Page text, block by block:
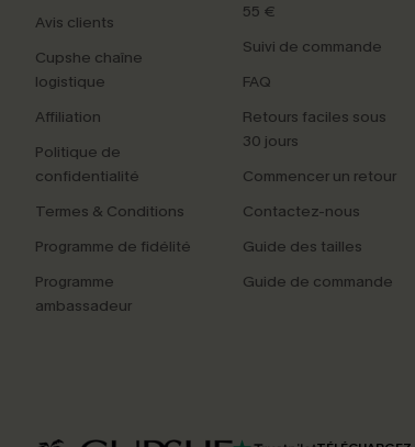
Avis clients
Cupshe chaîne
logistique
Affiliation
Politique de
confidentialité
Termes & Conditions
Programme de fidélité
Programme
ambassadeur
55 €
Suivi de commande
FAQ
Retours faciles sous
30 jours
Commencer un retour
Contactez-nous
Guide des tailles
Guide de commande